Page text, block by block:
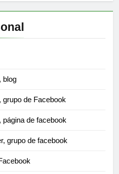
blog
de Facebook
de facebook
grupo de facebook